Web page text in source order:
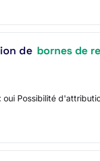
de bornes de
Possibilité